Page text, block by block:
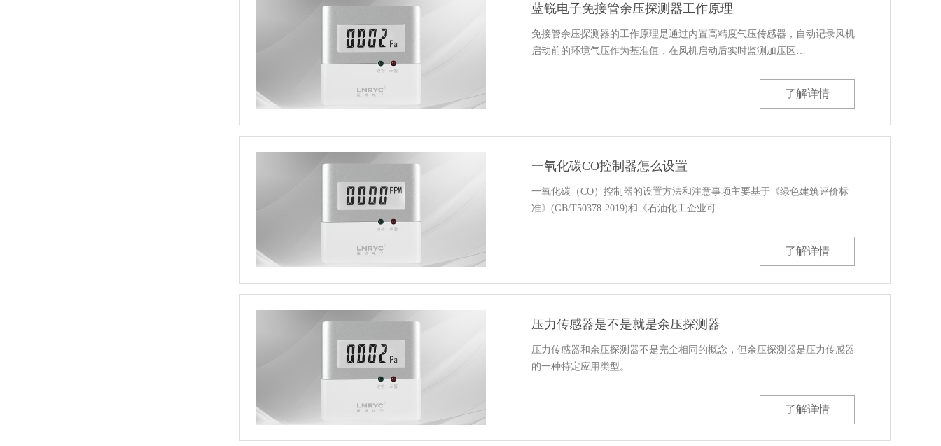
蓝锐电子免接管余压探测器工作原理
免接管余压探测器的工作原理是通过内置高精度气压传感器，自动记录风机
启动前的环境气压作为基准值，在风机启动后实时监测加压区…
了解详情
一氧化碳CO控制器怎么设置
一氧化碳（CO）控制器的设置方法和注意事项主要基于《绿色建筑评价标
准》(GB/T50378-2019)和《石油化工企业可…
了解详情
压力传感器是不是就是余压探测器
压力传感器和余压探测器不是完全相同的概念，但余压探测器是压力传感器
的一种特定应用类型。
了解详情